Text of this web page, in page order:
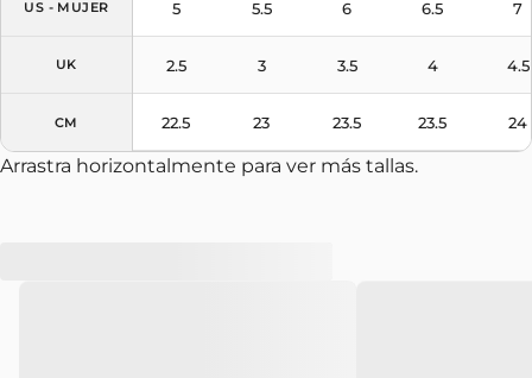
US - MUJER
UK
CM
5 5.5 6 6.5 7
2.5 3 3.5 4 4.5
22.5 23 23.5 23.5 24
Arrastra horizontalmente para ver más tallas.